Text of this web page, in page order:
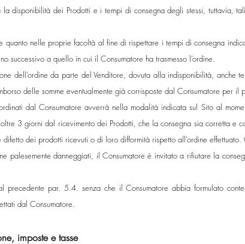
disponibilità dei Prodotti e i tempi di consegna degli stessi, tuttavia,
quanto nelle proprie facoltà al fine di rispettare i tempi di consegna
successivo a quello in cui il Consumatore ha trasmesso l’ordine.
dell’ordine da parte del Venditore, dovuta alla indisponibilità, anche
delle somme eventualmente già corrisposte dal Consumatore per il
dal Consumatore avverrà nella modalità indicata sul Sito al
3 giorni dal ricevimento dei Prodotti, che la consegna sia corretta e
difetto dei prodotti ricevuti o di loro difformità rispetto all’ordine
palesemente danneggiati, il Consumatore è invitato a rifiutare la
par. 5.4. senza che il Consumatore abbia formulato
dal Consumatore.
imposte e tasse